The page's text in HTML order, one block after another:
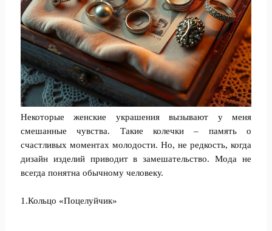
Некоторые женские украшения вызывают у меня
смешанные чувства. Такие колечки – память о
счастливых моментах молодости. Но, не редкость, когда
дизайн изделий приводит в замешательство. Мода не
всегда понятна обычному человеку.
1.Кольцо «Поцелуйчик»